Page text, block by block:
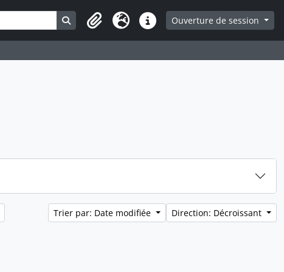
Search in browse page
Presse-papier
LangueLiens rapidesOuverture de session
Trier par: Date modifiée Direction: Décroissant